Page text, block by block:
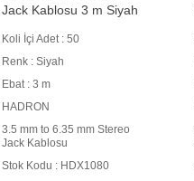
Jack Kablosu 3 m Siyah
Koli İçi Adet : 50
Renk : Siyah
Ebat : 3 m
HADRON
3.5 mm to 6.35 mm Stereo
Jack Kablosu
Stok Kodu : HDX1080